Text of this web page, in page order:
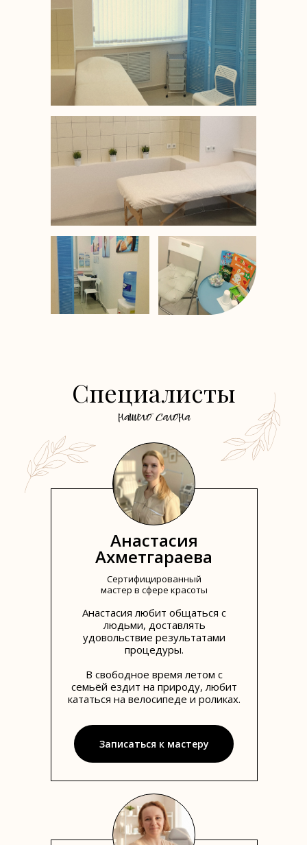
Записаться к мастеру
Анастасия
Ахметгараева
Сертифицированный
мастер в сфере красоты
Анастасия любит общаться с
людьми, доставлять
удовольствие результатами
процедуры.
В свободное время летом с
семьёй ездит на природу, любит
кататься на велосипеде и роликах.
Специалисты
нашего салона